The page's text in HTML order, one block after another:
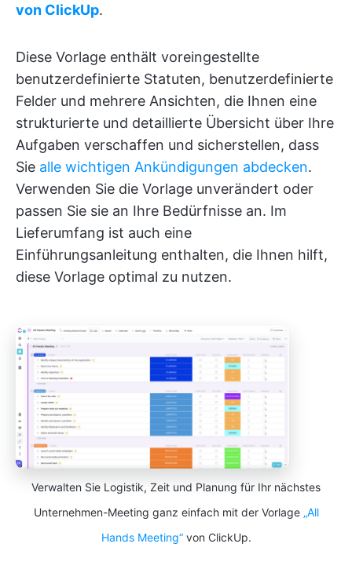
von ClickUp.
Diese Vorlage enthält voreingestellte
benutzerdefinierte Statuten, benutzerdefinierte
Felder und mehrere Ansichten, die Ihnen eine
strukturierte und detaillierte Übersicht über Ihre
Aufgaben verschaffen und sicherstellen, dass
Sie alle wichtigen Ankündigungen abdecken.
Verwenden Sie die Vorlage unverändert oder
passen Sie sie an Ihre Bedürfnisse an. Im
Lieferumfang ist auch eine
Einführungsanleitung enthalten, die Ihnen hilft,
diese Vorlage optimal zu nutzen.
Verwalten Sie Logistik, Zeit und Planung für Ihr nächstes
Unternehmen-Meeting ganz einfach mit der Vorlage „All
Hands Meeting“von ClickUp.